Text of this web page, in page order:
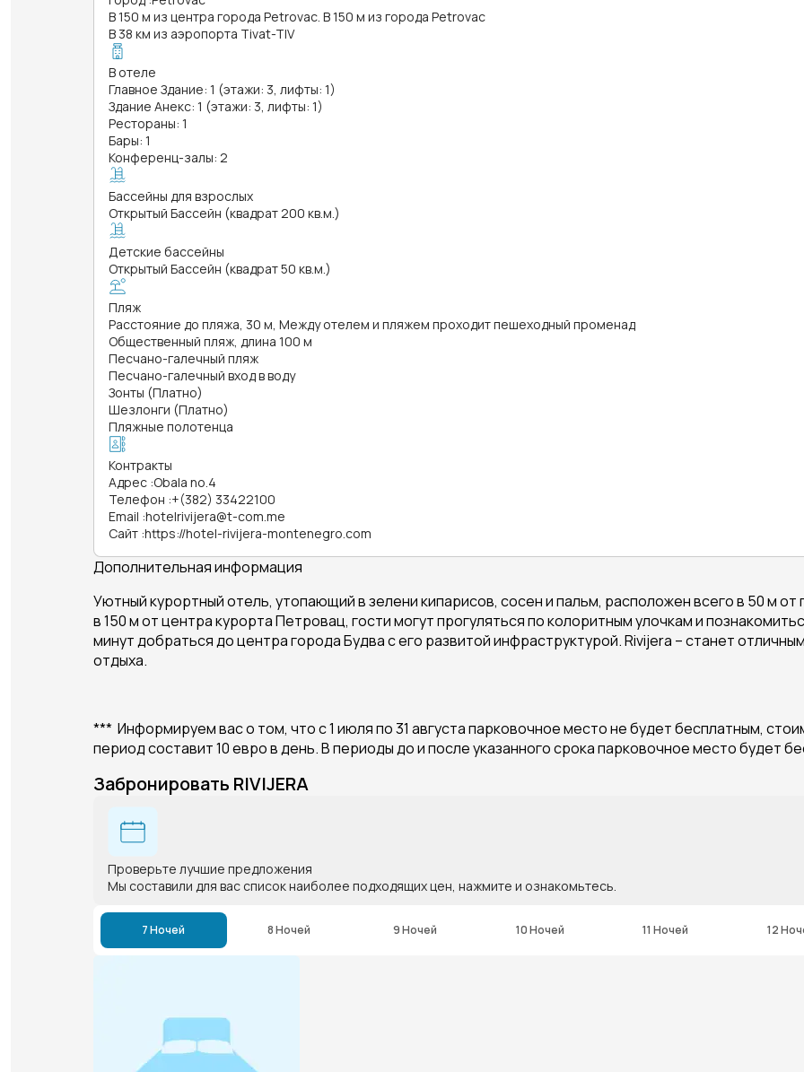
В 150 м из центра города Petrovac. В 150 м из города Petrovac
В 38 км из аэропорта Tivat-TIV
В отеле
Главное Здание: 1 (этажи: 3, лифты: 1)
Здание Анекс: 1 (этажи: 3, лифты: 1)
Рестораны: 1
Бары: 1
Конференц-залы: 2
Бассейны для взрослых
Открытый Бассейн (квадрат 200 кв.м.)
Детские бассейны
Открытый Бассейн (квадрат 50 кв.м.)
Пляж
Расстояние до пляжа, 30 м, Между отелем и пляжем проходит пешеходный променад
Общественный пляж, длина 100 м
Песчано-галечный пляж
Песчано-галечный вход в воду
Зонты (Платно)
Шезлонги (Платно)
Пляжные полотенца
Контракты
Адрес :Obala no.4
Телефон :+(382) 33422100
Email :hotelrivijera@t-com.me
Сайт :https://hotel-rivijera-montenegro.com
Дополнительная информация
Уютный курортный отель, утопающий в зелени кипарисов, сосен и пальм, расположен всего в 50 м от
в 150 м от центра курорта Петровац, гости могут прогуляться по колоритным улочкам и
минут добраться до центра города Будва с его развитой инфраструктурой. Rivijera – станет
отдыха. ​​
*** Информируем вас о том, что с 1 июля по 31 августа парковочное место не будет бесплатным,
период составит 10 евро в день. В периоды до и после указанного срока парковочное место будет
Забронировать RIVIJERA
Проверьте лучшие предложения
Мы составили для вас список наиболее подходящих цен, нажмите и ознакомьтесь.
7 Ночей 8 Ночей 9 Ночей 10 Ночей 11 Ночей 12